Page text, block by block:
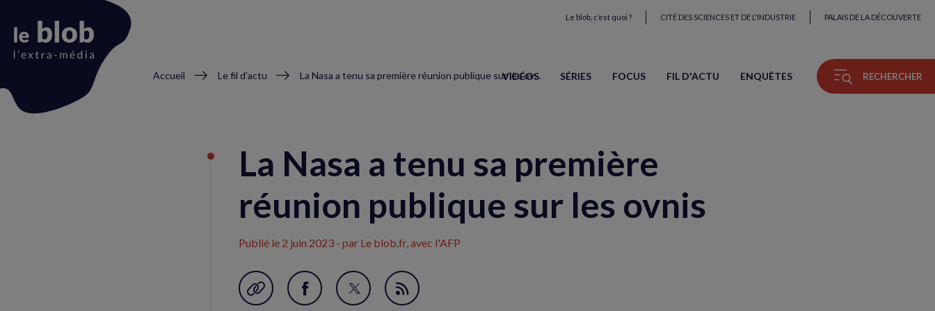
Le blob, c’est quoi ? CITÉ DES SCIENCES ET DE L'INDUSTRIE PALAIS DE LA DÉCOUVERTE
VIDÉOS SÉRIES FOCUS FIL D'ACTU ENQUÊTES RECHERCHER
Fil
Accueil Le fil d’actu La Nasa a tenu sa première réunion publique sur les ovnis
La Nasa a tenu sa première
réunion publique sur les ovnis
Publié le 2 juin 2023 - par Le blob.fr, avec l'AFP
Garder en favori
Partager
Partager
Flux